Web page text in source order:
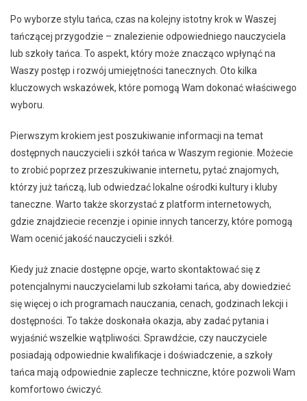
Po wyborze stylu tańca, czas na kolejny istotny krok w Waszej
tańczącej przygodzie – znalezienie odpowiedniego nauczyciela
lub szkoły tańca. To aspekt, który może znacząco wpłynąć na
Waszy postęp i rozwój umiejętności tanecznych. Oto kilka
kluczowych wskazówek, które pomogą Wam dokonać właściwego
wyboru.
Pierwszym krokiem jest poszukiwanie informacji na temat
dostępnych nauczycieli i szkół tańca w Waszym regionie. Możecie
to zrobić poprzez przeszukiwanie internetu, pytać znajomych,
którzy już tańczą, lub odwiedzać lokalne ośrodki kultury i kluby
taneczne. Warto także skorzystać z platform internetowych,
gdzie znajdziecie recenzje i opinie innych tancerzy, które pomogą
Wam ocenić jakość nauczycieli i szkół.
Kiedy już znacie dostępne opcje, warto skontaktować się z
potencjalnymi nauczycielami lub szkołami tańca, aby dowiedzieć
się więcej o ich programach nauczania, cenach, godzinach lekcji i
dostępności. To także doskonała okazja, aby zadać pytania i
wyjaśnić wszelkie wątpliwości. Sprawdźcie, czy nauczyciele
posiadają odpowiednie kwalifikacje i doświadczenie, a szkoły
tańca mają odpowiednie zaplecze techniczne, które pozwoli Wam
komfortowo ćwiczyć.